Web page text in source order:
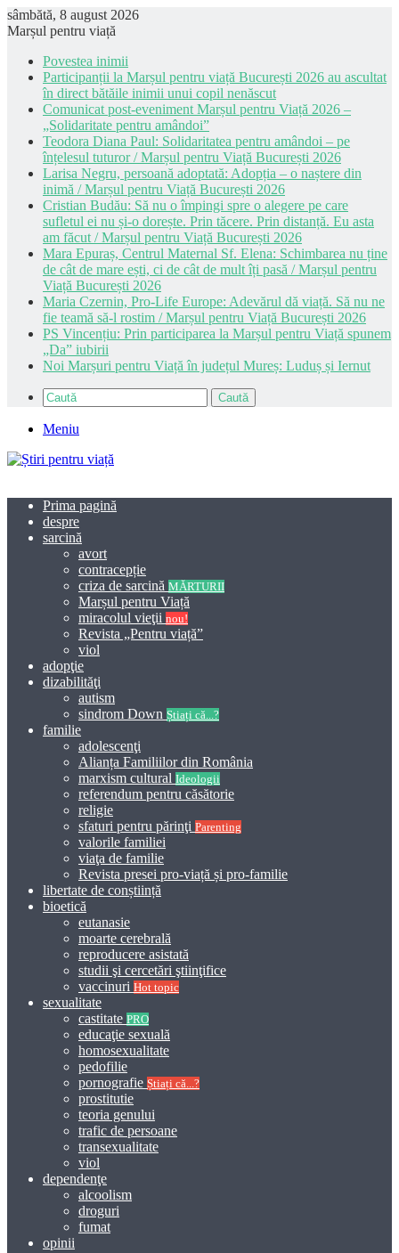
sâmbătă, 8 august 2026
Marșul pentru viață
Povestea inimii
Participanții la Marșul pentru viață București 2026 au ascultat
în direct bătăile inimii unui copil nenăscut
Comunicat post-eveniment Marșul pentru Viață 2026 –
„Solidaritate pentru amândoi”
Teodora Diana Paul: Solidaritatea pentru amândoi – pe
înțelesul tuturor / Marșul pentru Viață București 2026
Larisa Negru, persoană adoptată: Adopția – o naștere din
inimă / Marșul pentru Viață București 2026
Cristian Budău: Să nu o împingi spre o alegere pe care
sufletul ei nu și-o dorește. Prin tăcere. Prin distanță. Eu asta
am făcut / Marșul pentru Viață București 2026
Mara Epuraș, Centrul Maternal Sf. Elena: Schimbarea nu ține
de cât de mare ești, ci de cât de mult îți pasă / Marșul pentru
Viață București 2026
Maria Czernin, Pro-Life Europe: Adevărul dă viață. Să nu ne
fie teamă să-l rostim / Marșul pentru Viață București 2026
PS Vincențiu: Prin participarea la Marșul pentru Viață spunem
„Da” iubirii
Noi Marșuri pentru Viață în județul Mureș: Luduș și Iernut
Caută
Meniu
Prima pagină
despre
sarcină
avort
contracepție
criza de sarcină MĂRTURII
Marșul pentru Viață
miracolul vieţii nou!
Revista „Pentru viață”
viol
adopţie
dizabilităţi
autism
sindrom Down Știați că...?
familie
adolescenţi
Alianța Familiilor din România
marxism cultural Ideologii
referendum pentru căsătorie
religie
sfaturi pentru părinţi Parenting
valorile familiei
viaţa de familie
Revista presei pro-viață și pro-familie
libertate de conștiință
bioetică
eutanasie
moarte cerebrală
reproducere asistată
studii şi cercetări ştiinţifice
vaccinuri Hot topic
sexualitate
castitate PRO
educaţie sexuală
homosexualitate
pedofilie
pornografie Știați că...?
prostitutie
teoria genului
trafic de persoane
transexualitate
viol
dependenţe
alcoolism
droguri
fumat
opinii